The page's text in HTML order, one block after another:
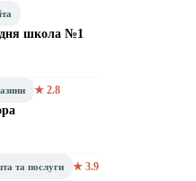
школа №1
★ 2.8
та послуги ★ 3.9